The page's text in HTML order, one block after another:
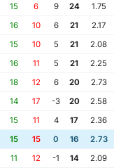
15 6 9 24
1.75
16 10 6 21
2.17
15 10 5 21
2.08
16 11 5 21
2.25
18 12 6 20
2.73
14 17 -3 20
2.58
15 11 4 17
2.36
15 15 0 16
2.73
11 12 -1 14
2.09